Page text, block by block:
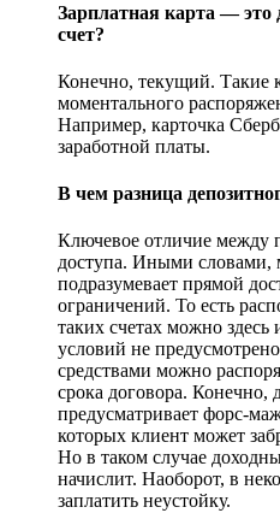
Зарплатная карта —
счет?
Конечно, текущий. Такие
моментального
Например, карточка
заработной платы.
В чем разница
Ключевое отличие между
доступа. Иными словами,
подразумевает прямой
ограничений. То есть
таких счетах можно здесь
условий не
средствами можно
срока договора. Конечно,
предусматривает форс-
которых клиент может
Но в таком случае
начислит. Наоборот, в
заплатить неустойку.